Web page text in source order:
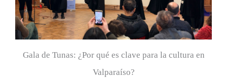
Gala de Tunas: ¿Por qué es clave para la cultura en
Valparaíso?